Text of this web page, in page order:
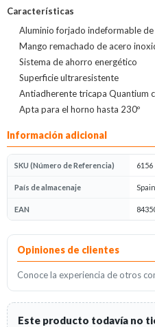
Características
Aluminio forjado indeformable de
Mango remachado de acero
Sistema de ahorro energético
Superficie ultraresistente
Antiadherente tricapa Quantium
Apta para el horno hasta 230º
Información adicional
SKU (Número de Referencia) 6156
País de almacenaje Spain
EAN
Opiniones
Opiniones de clientes
Conoce la experiencia de otros
Este producto todavía no